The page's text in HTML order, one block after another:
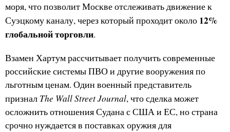
моря, что позволит Москве отслеживать движение к
Суэцкому каналу, через который проходит около 12%
глобальной торговли.
Взамен Хартум рассчитывает получить современные
российские системы ПВО и другие вооружения по
льготным ценам. Один военный представитель
признал The Wall Street Journal, что сделка может
осложнить отношения Судана с США и ЕС, но страна
срочно нуждается в поставках оружия для